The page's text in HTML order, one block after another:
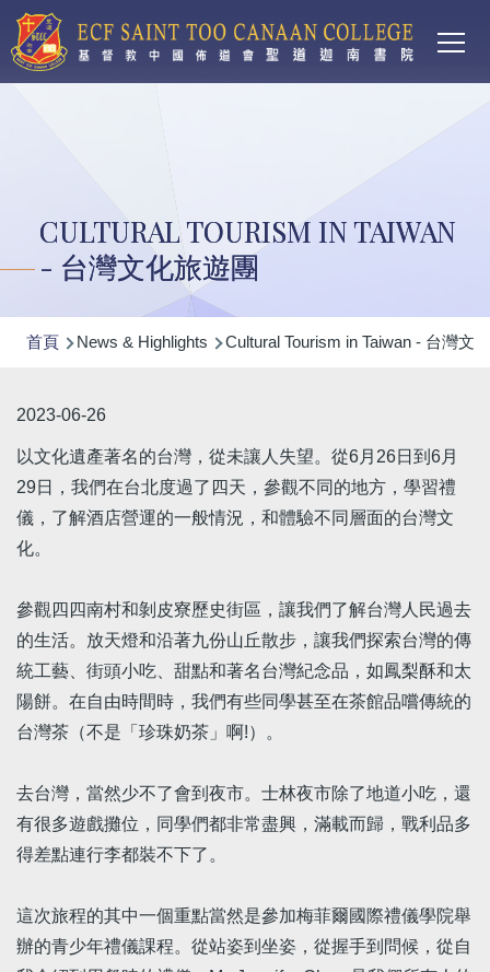
移至主內容
CULTURAL TOURISM IN TAIWAN
- 台灣文化旅遊團
導
連
結
首頁 News & Highlights Cultural Tourism in Taiwan - 台灣文
2023-06-26
以文化遺產著名的台灣，從未讓人失望。從6月26日到6月
29日，我們在台北度過了四天，參觀不同的地方，學習禮
儀，了解酒店營運的一般情況，和體驗不同層面的台灣文
化。
參觀四四南村和剝皮寮歷史街區，讓我們了解台灣人民過去
的生活。放天燈和沿著九份山丘散步，讓我們探索台灣的傳
統工藝、街頭小吃、甜點和著名台灣紀念品，如鳳梨酥和太
陽餅。在自由時間時，我們有些同學甚至在茶館品嚐傳統的
台灣茶（不是「珍珠奶茶」啊!）。
去台灣，當然少不了會到夜市。士林夜市除了地道小吃，還
有很多遊戲攤位，同學們都非常盡興，滿載而歸，戰利品多
得差點連行李都裝不下了。
這次旅程的其中一個重點當然是參加梅菲爾國際禮儀學院舉
辦的青少年禮儀課程。從站姿到坐姿，從握手到問候，從自